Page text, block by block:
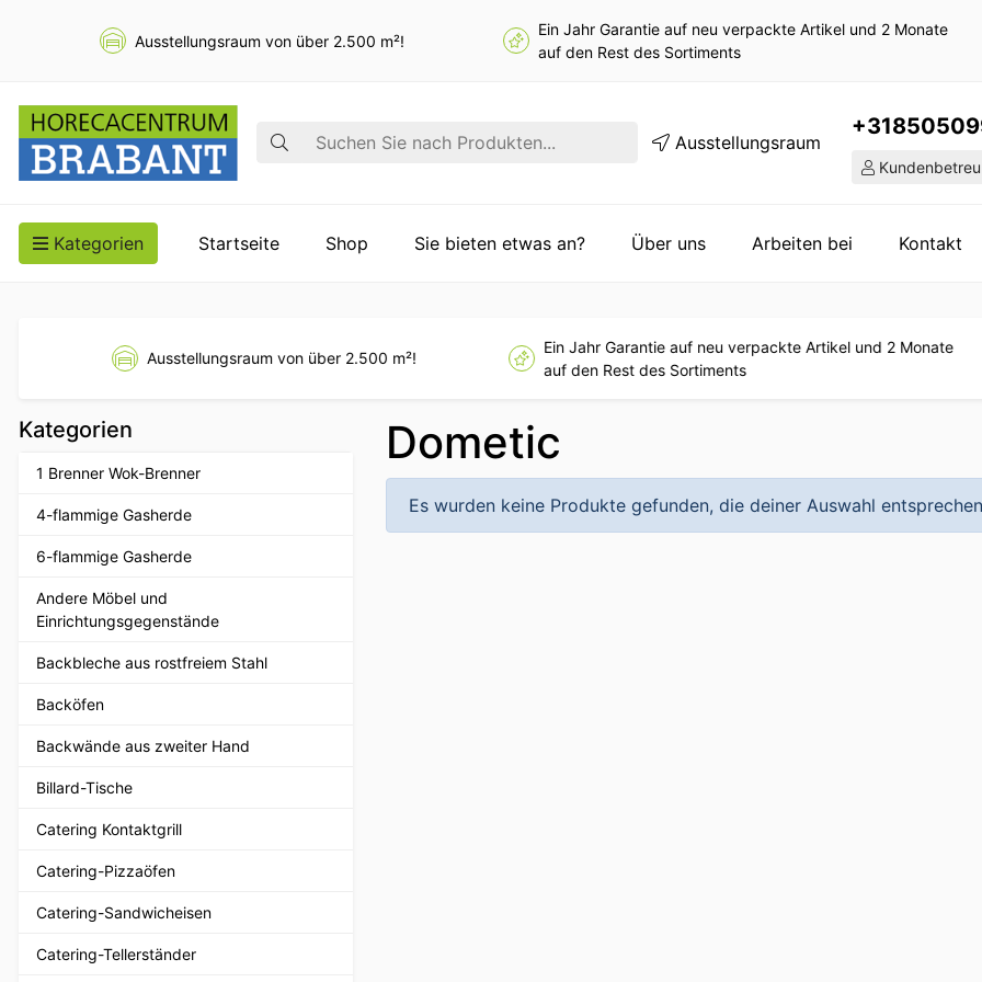
Ausstellungsraum von über 2.500 m²!
Ein Jahr Garantie auf neu verpackte Artikel und 2 Monate
auf den Rest des Sortiments
Suche Ausstellungsraum
Kategorien Startseite Shop Sie bieten etwas an? Über uns Arbeiten bei Kontakt
Ausstellungsraum von über 2.500 m²!
Ein Jahr Garantie auf neu verpackte Artikel und 2 Monate
auf den Rest des Sortiments
Kategorien
1 Brenner Wok-Brenner
4-flammige Gasherde
6-flammige Gasherde
Andere Möbel und
Einrichtungsgegenstände
Backbleche aus rostfreiem Stahl
Backöfen
Backwände aus zweiter Hand
Billard-Tische
Catering Kontaktgrill
Catering-Pizzaöfen
Catering-Sandwicheisen
Catering-Tellerständer
Dometic
Es wurden keine Produkte gefunden, die deiner Auswahl